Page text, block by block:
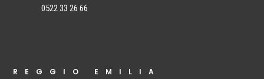
0522 33 26 66
REGGIO EMILIA